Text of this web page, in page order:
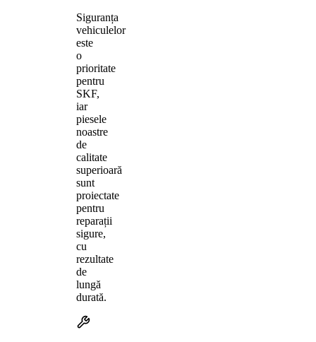
Siguranța
vehiculelor
este
o
prioritate
pentru
SKF,
iar
piesele
noastre
de
calitate
superioară
sunt
proiectate
pentru
reparații
sigure,
cu
rezultate
de
lungă
durată.